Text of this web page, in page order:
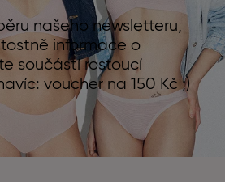
našeho newsletteru,
informace o
součástí rostoucí
voucher na 150 Kč ;)